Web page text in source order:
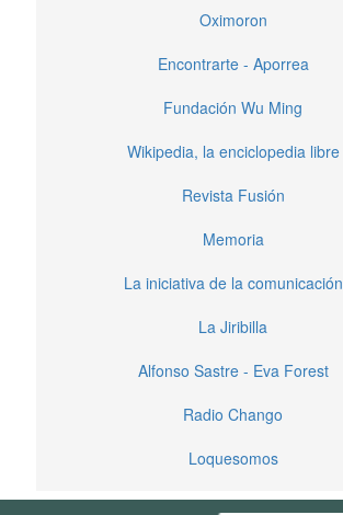
Oximoron
Encontrarte - Aporrea
Fundación Wu Ming
Wikipedia, la enciclopedia libre
Revista Fusión
Memoria
La iniciativa de la comunicación
La Jiribilla
Alfonso Sastre - Eva Forest
Radio Chango
Loquesomos